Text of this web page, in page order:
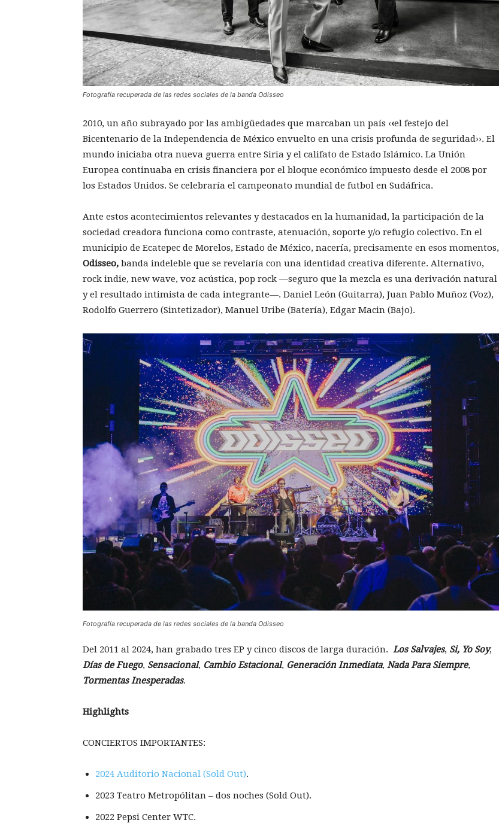
Fotografía recuperada de las redes sociales de la banda Odisseo
2010, un año subrayado por las ambigüedades que marcaban un país ‹‹el festejo del
Bicentenario de la Independencia de México envuelto en una crisis profunda de seguridad››. El
mundo iniciaba otra nueva guerra entre Siria y el califato de Estado Islámico. La Unión
Europea continuaba en crisis financiera por el bloque económico impuesto desde el 2008 por
los Estados Unidos. Se celebraría el campeonato mundial de futbol en Sudáfrica.
Ante estos acontecimientos relevantes y destacados en la humanidad, la participación de la
sociedad creadora funciona como contraste, atenuación, soporte y/o refugio colectivo. En el
municipio de Ecatepec de Morelos, Estado de México, nacería, precisamente en esos momentos,
Odisseo, banda indeleble que se revelaría con una identidad creativa diferente. Alternativo,
rock indie, new wave, voz acústica, pop rock —seguro que la mezcla es una derivación natural
y el resultado intimista de cada integrante—. Daniel León (Guitarra), Juan Pablo Muñoz (Voz),
Rodolfo Guerrero (Sintetizador), Manuel Uribe (Batería), Edgar Macin (Bajo).
Fotografía recuperada de las redes sociales de la banda Odisseo
Del 2011 al 2024, han grabado tres EP y cinco discos de larga duración. Los Salvajes, Si, Yo Soy,
Días de Fuego, Sensacional, Cambio Estacional, Generación Inmediata, Nada Para Siempre,
Tormentas Inesperadas.
Highlights
CONCIERTOS IMPORTANTES:
2024 Auditorio Nacional (Sold Out).
2023 Teatro Metropólitan – dos noches (Sold Out).
2022 Pepsi Center WTC.